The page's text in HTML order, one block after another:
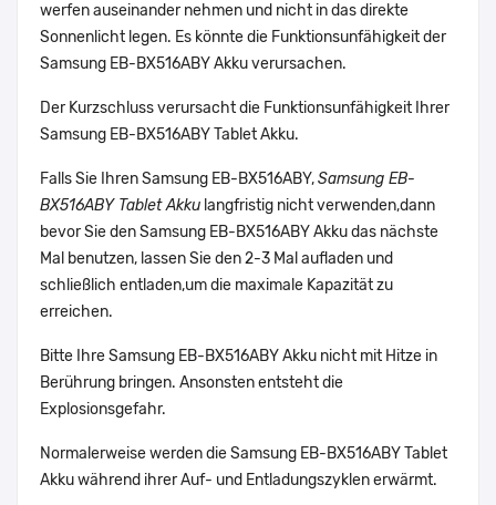
werfen auseinander nehmen und nicht in das direkte
Sonnenlicht legen. Es könnte die Funktionsunfähigkeit der
Samsung EB-BX516ABY Akku verursachen.
Der Kurzschluss verursacht die Funktionsunfähigkeit Ihrer
Samsung EB-BX516ABY Tablet Akku.
Falls Sie Ihren Samsung EB-BX516ABY,Samsung EB-
BX516ABY Tablet Akku langfristig nicht verwenden,dann
bevor Sie den Samsung EB-BX516ABY Akku das nächste
Mal benutzen, lassen Sie den 2-3 Mal aufladen und
schließlich entladen,um die maximale Kapazität zu
erreichen.
Bitte Ihre Samsung EB-BX516ABY Akku nicht mit Hitze in
Berührung bringen. Ansonsten entsteht die
Explosionsgefahr.
Normalerweise werden die Samsung EB-BX516ABY Tablet
Akku während ihrer Auf- und Entladungszyklen erwärmt.